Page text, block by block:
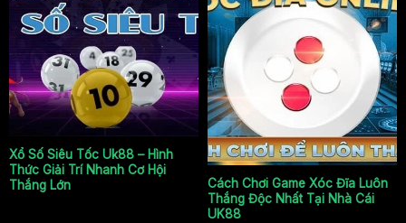
Xổ số siêu tốc
Xổ Số Siêu Tốc Uk88 – Hình
Thức Giải Trí Nhanh Cơ Hội
Thắng Lớn
Game xóc đĩa đổi thưởng
uk88
Cách Chơi Game Xóc Đĩa Luôn
Thắng Độc Nhất Tại Nhà Cái
UK88